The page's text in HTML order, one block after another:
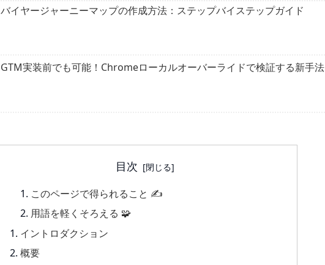
バイヤージャーニーマップの作成方法：ステップバイステップガイド
GTM実装前でも可能！Chromeローカルオーバーライドで検証する新手法
目次
このページで得られること ✍️
用語を軽くそろえる 🧩
イントロダクション
概要